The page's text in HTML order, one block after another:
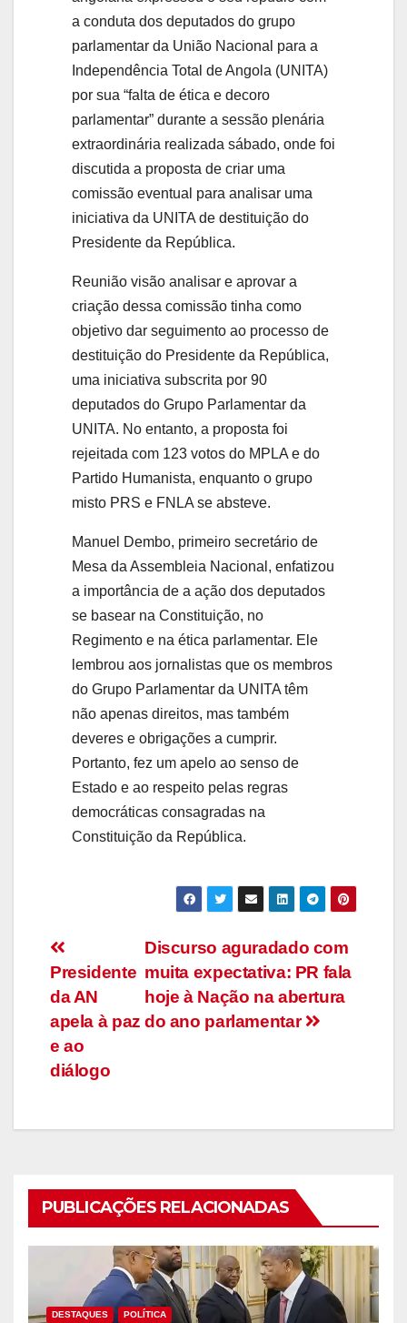
a conduta dos deputados do grupo
parlamentar da União Nacional para a
Independência Total de Angola (UNITA)
por sua “falta de ética e decoro
parlamentar” durante a sessão plenária
extraordinária realizada sábado, onde foi
discutida a proposta de criar uma
comissão eventual para analisar uma
iniciativa da UNITA de destituição do
Presidente da República.
Reunião visão analisar e aprovar a
criação dessa comissão tinha como
objetivo dar seguimento ao processo de
destituição do Presidente da República,
uma iniciativa subscrita por 90
deputados do Grupo Parlamentar da
UNITA. No entanto, a proposta foi
rejeitada com 123 votos do MPLA e do
Partido Humanista, enquanto o grupo
misto PRS e FNLA se absteve.
Manuel Dembo, primeiro secretário de
Mesa da Assembleia Nacional, enfatizou
a importância de a ação dos deputados
se basear na Constituição, no
Regimento e na ética parlamentar. Ele
lembrou aos jornalistas que os membros
do Grupo Parlamentar da UNITA têm
não apenas direitos, mas também
deveres e obrigações a cumprir.
Portanto, fez um apelo ao senso de
Estado e ao respeito pelas regras
democráticas consagradas na
Constituição da República.
Navegação
de
artigos
Discurso aguradado com
muita expectativa: PR fala
hoje à Nação na abertura
do ano parlamentar
Presidente
da AN
apela à paz
e ao
diálogo
PUBLICAÇÕES RELACIONADAS
DESTAQUES POLÍTICA